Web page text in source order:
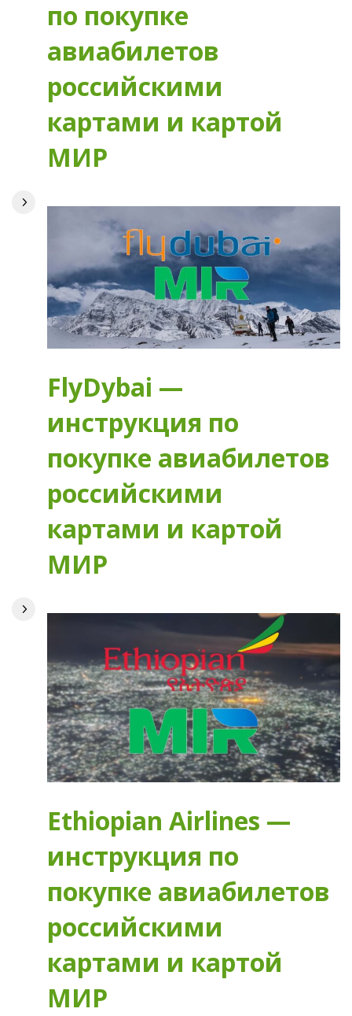
по покупке
авиабилетов
российскими
картами и картой
МИР
FlyDybai —
инструкция по
покупке авиабилетов
российскими
картами и картой
МИР
Ethiopian Airlines —
инструкция по
покупке авиабилетов
российскими
картами и картой
МИР